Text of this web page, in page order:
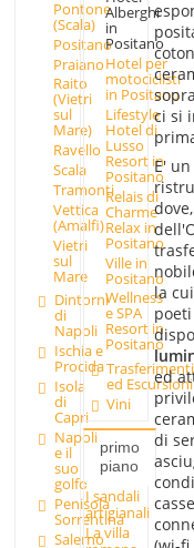
Pontone
(Scala)
Positano
Praiano
Raito
(Vietri
sul
Mare)
Ravello
Scala
Tramonti
Vettica
(Amalfi)
Vietri
sul
Mare
Dintorni
di
Napoli
Ischia e
Procida
Isola
di
Capri
Napoli
e il
suo
golfo
Penisola
Sorrentina
Salerno
Alberghi
in
Positano
Hotel per
motociclisti
in Positano
Lifestyle
Hotel di
Lusso
Resort in
Positano
Relais di
Charme
Relax in
Positano
Ville in
Positano
Wellness
e SPA
Resort in
Positano
Trasferimenti
ed Escursioni
Vini
primo
piano
I sandali
artigianali
La villa
ci si
E' un
la
ed
di